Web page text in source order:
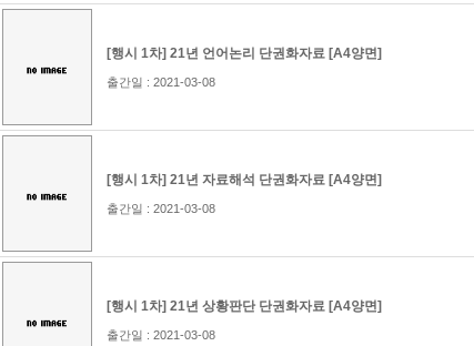
[행시 1차] 21년 언어논리 단권화자료 [A4양면]
출간일 : 2021-03-08
[행시 1차] 21년 자료해석 단권화자료 [A4양면]
출간일 : 2021-03-08
[행시 1차] 21년 상황판단 단권화자료 [A4양면]
출간일 : 2021-03-08